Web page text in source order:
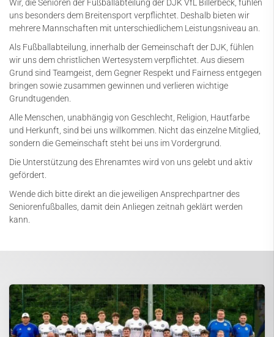
Wir, die Senioren der Fußballabteilung der DJK VfL Billerbeck, fühlen
uns besonders dem Breitensport verpflichtet. Deshalb bieten wir
mehrere Mannschaften mit unterschiedlichem Leistungsniveau an.
Als Fußballabteilung, innerhalb der Gemeinschaft der DJK, fühlen
wir uns dem christlichen Wertesystem verpflichtet. Aus diesem
Grund sind Teamgeist, dem Gegner Respekt und Fairness entgegen
bringen sowie zusammen gewinnen und verlieren wichtige
Grundtugenden.
Alle Menschen, unabhängig von Geschlecht, Religion, Hautfarbe
und Herkunft, sind bei uns willkommen. Nicht das einzelne Mitglied,
sondern die Gemeinschaft steht bei uns im Vordergrund.
Die Unterstützung des Ehrenamtes wird von uns gelebt und aktiv
gefördert.
Wende dich bitte direkt an die jeweiligen Ansprechpartner des
Seniorenfußballes, damit dein Anliegen zeitnah geklärt werden
kann.
Darts
Ergebnisse
Jugendfußball
Seniorenfußball
Fußballschule
Turniere & Termine
Spenden & Sponsoring
Handball